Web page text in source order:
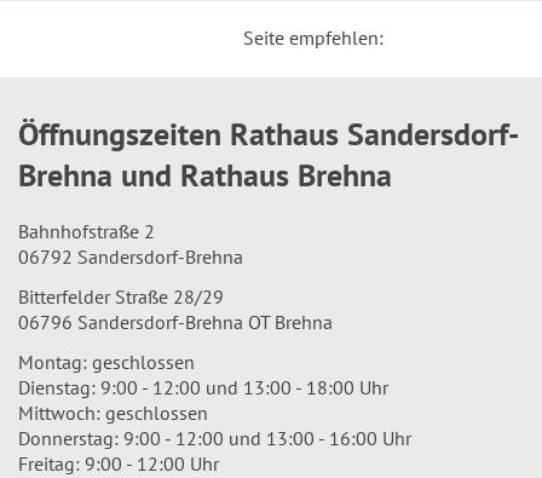
Seite empfehlen:
Öffnungszeiten Rathaus Sandersdorf-
Brehna und Rathaus Brehna
Bahnhofstraße 2
06792 Sandersdorf-Brehna
Bitterfelder Straße 28/29
06796 Sandersdorf-Brehna OT Brehna
Montag: geschlossen
Dienstag: 9:00 - 12:00 und 13:00 - 18:00 Uhr
Mittwoch: geschlossen
Donnerstag: 9:00 - 12:00 und 13:00 - 16:00 Uhr
Freitag: 9:00 - 12:00 Uhr